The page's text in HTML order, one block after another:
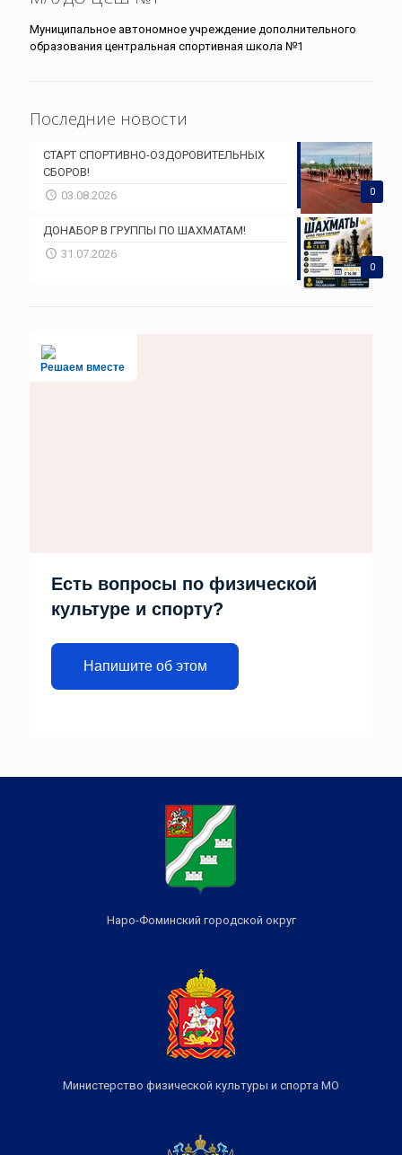
Муниципальное автономное учреждение дополнительного
образования центральная спортивная школа №1
Последние новости
0
СТАРТ СПОРТИВНО-ОЗДОРОВИТЕЛЬНЫХ
СБОРОВ!
03.08.2026
0
ДОНАБОР В ГРУППЫ ПО ШАХМАТАМ!
31.07.2026
Решаем вместе
Есть вопросы по физической
культуре и спорту?
Напишите об этом
Наро-Фоминский городской округ
Министерство физической культуры и спорта МО